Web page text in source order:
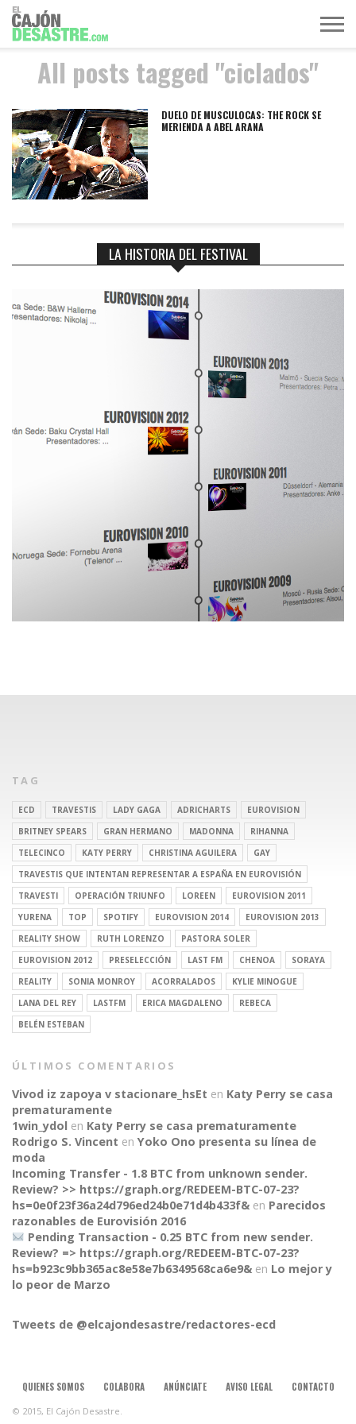
CONNECT
MÚSICA
TELEVISIÓN
POLÍTICA
ACTUALIDAD
EUROVISIÓN
All posts tagged "ciclados"
DUELO DE MUSCULOCAS: THE ROCK SE
MERIENDA A ABEL ARANA
LA HISTORIA DEL FESTIVAL
TAG
ECD TRAVESTIS LADY GAGA ADRICHARTS
EUROVISION
BRITNEY SPEARS
GRAN HERMANO MADONNA
RIHANNA
TELECINCO
KATY PERRY CHRISTINA AGUILERA
GAY
TRAVESTIS QUE INTENTAN REPRESENTAR A ESPAÑA EN EUROVISIÓN
TRAVESTI
OPERACIÓN TRIUNFO LOREEN
EUROVISION 2011
YURENA
TOP SPOTIFY EUROVISION 2014
EUROVISION 2013
REALITY SHOW
RUTH LORENZO
PASTORA SOLER
EUROVISION 2012
PRESELECCIÓN LAST FM CHENOA
SORAYA
REALITY
SONIA MONROY ACORRALADOS
KYLIE MINOGUE
LANA DEL REY
LASTFM ERICA MAGDALENO
REBECA
BELÉN ESTEBAN
ÚLTIMOS COMENTARIOS
Vivod iz zapoya v stacionare_hsEt en Katy Perry se casa
prematuramente
1win_ydol en Katy Perry se casa prematuramente
Rodrigo S. Vincent en Yoko Ono presenta su línea de
moda
Incoming Transfer - 1.8 BTC from unknown sender.
Review? >> https://graph.org/REDEEM-BTC-07-23?
hs=0e0f23f36a24d796ed24b0e71d4b433f& en Parecidos
razonables de Eurovisión 2016
Pending Transaction - 0.25 BTC from new sender.
Review? => https://graph.org/REDEEM-BTC-07-23?
hs=b923c9bb365ac8e58e7b6349568ca6e9& en Lo mejor y
lo peor de Marzo
Tweets de @elcajondesastre/redactores-ecd
QUIENES SOMOS COLABORA ANÚNCIATE AVISO LEGAL CONTACTO
© 2015, El Cajón Desastre.